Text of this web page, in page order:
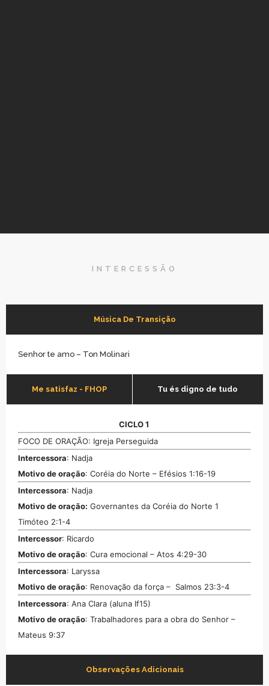
INTERCESSÃO
Música De Transição
Senhor te amo – Ton Molinari
Me satisfaz - FHOP Tu és digno de tudo
CICLO 1
FOCO DE ORAÇÃO: Igreja Perseguida
Intercessora: Nadja
Motivo de oração: Coréia do Norte – Efésios 1:16-19
Intercessora: Nadja
Motivo de oração: Governantes da Coréia do Norte 1
Timóteo 2:1-4
Intercessor: Ricardo
Motivo de oração: Cura emocional – Atos 4:29-30
Intercessora: Laryssa
Motivo de oração: Renovação da força – Salmos 23:3-4
Intercessora: Ana Clara (aluna If15)
Motivo de oração: Trabalhadores para a obra do Senhor –
Mateus 9:37
Observações Adicionais